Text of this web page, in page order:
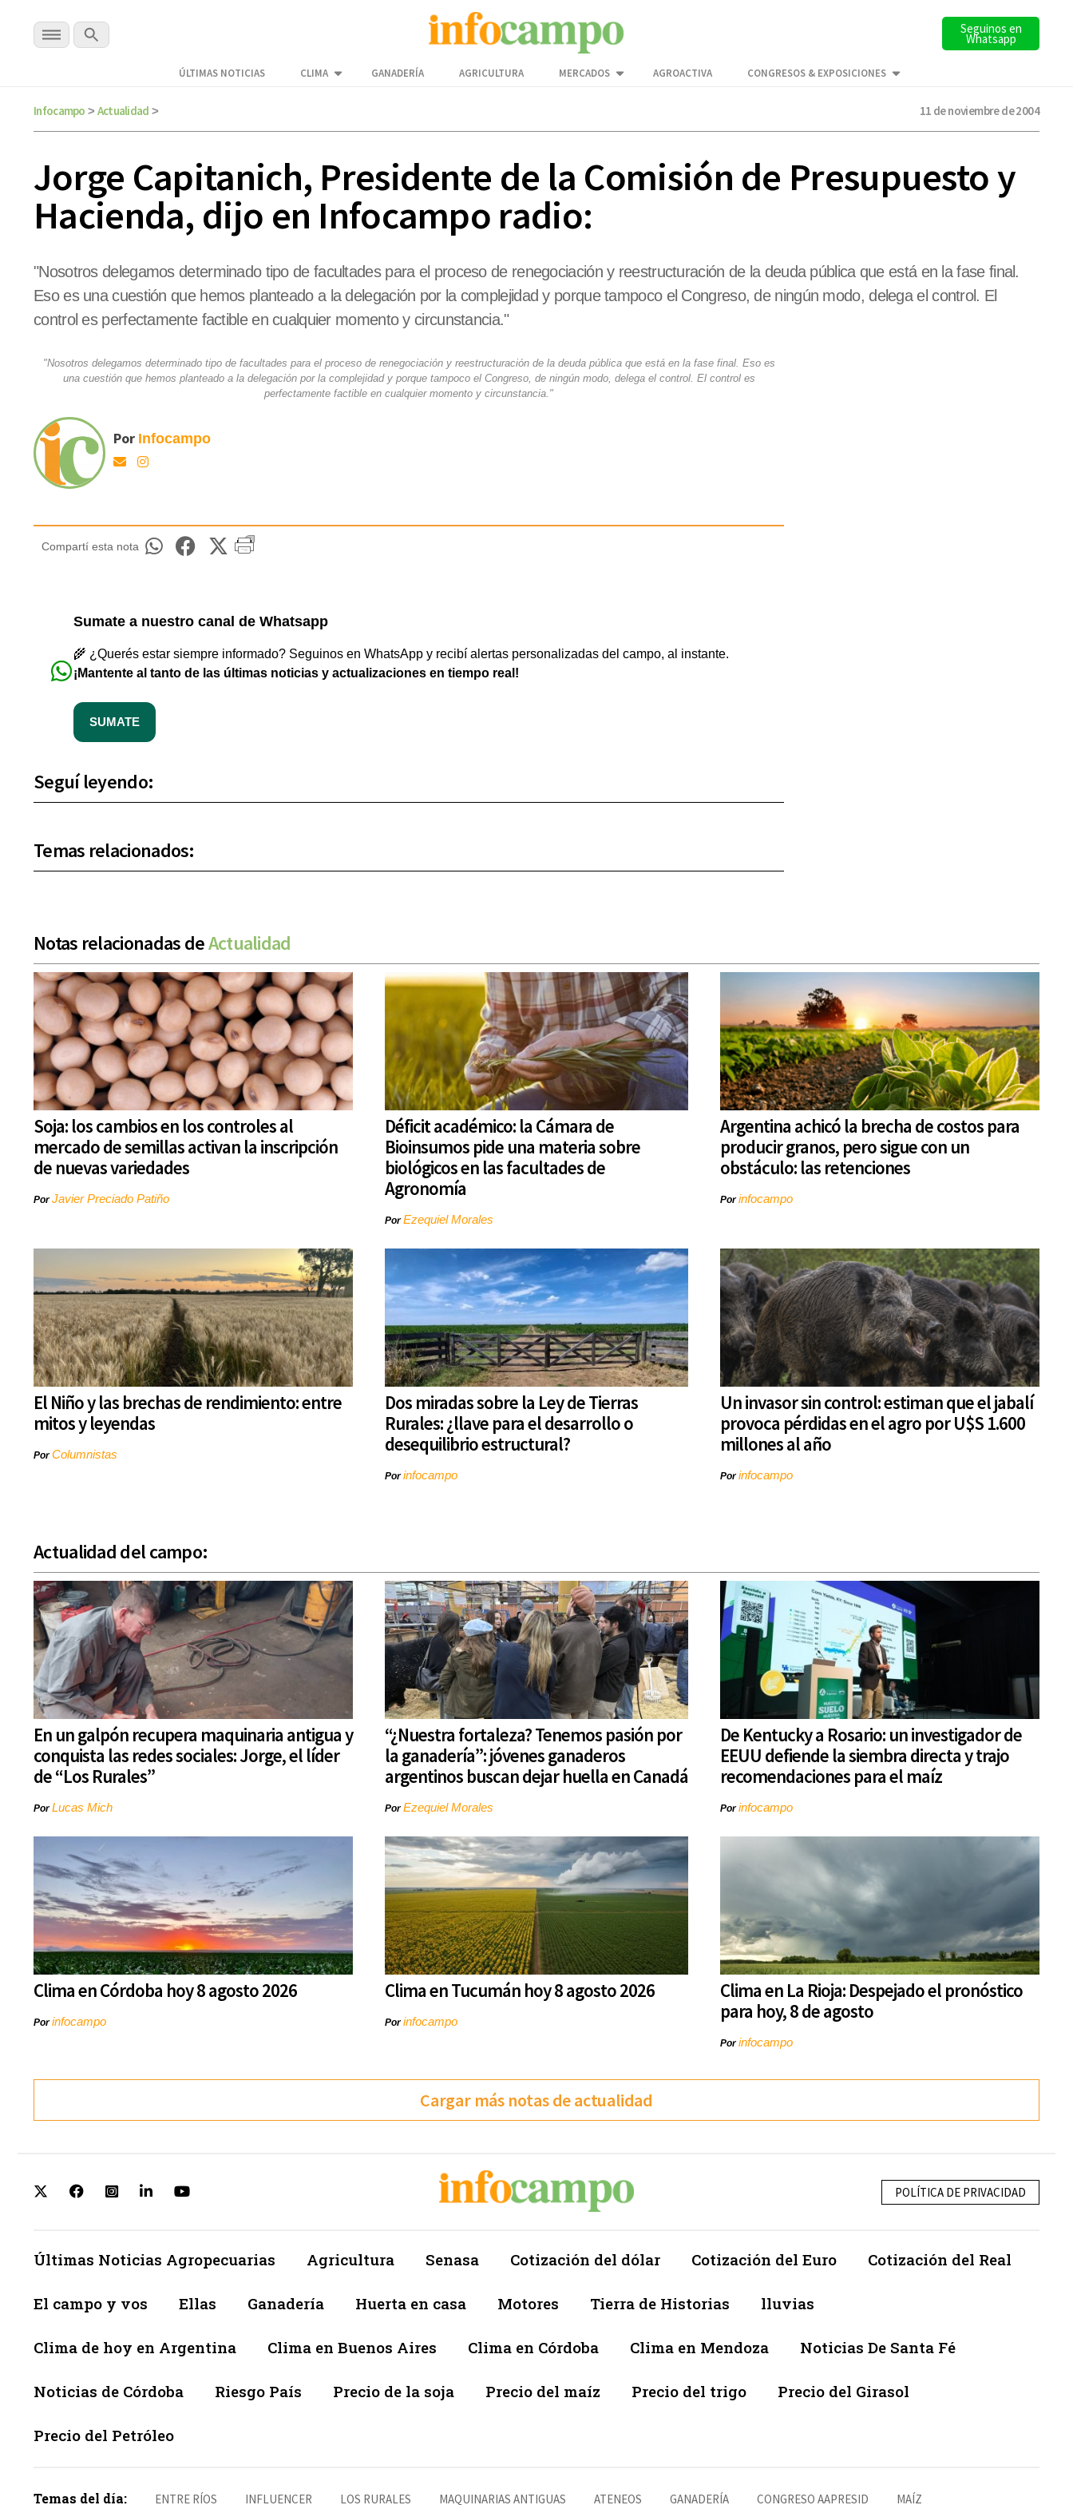
Seguinos en
Whatsapp
ÚLTIMAS NOTICIAS CLIMA GANADERÍA AGRICULTURA MERCADOS AGROACTIVA CONGRESOS & EXPOSICIONES
Infocampo > Actualidad > 11 de noviembre de 2004
Jorge Capitanich, Presidente de la Comisión de Presupuesto y
Hacienda, dijo en Infocampo radio:
"Nosotros delegamos determinado tipo de facultades para el proceso de renegociación y reestructuración de la deuda pública que está en la fase final.
Eso es una cuestión que hemos planteado a la delegación por la complejidad y porque tampoco el Congreso, de ningún modo, delega el control. El
control es perfectamente factible en cualquier momento y circunstancia."
"Nosotros delegamos determinado tipo de facultades para el proceso de renegociación y reestructuración de la deuda pública que está en la fase final. Eso es
una cuestión que hemos planteado a la delegación por la complejidad y porque tampoco el Congreso, de ningún modo, delega el control. El control es
perfectamente factible en cualquier momento y circunstancia."
Por Infocampo
Compartí esta nota
Sumate a nuestro canal de Whatsapp
🌾 ¿Querés estar siempre informado? Seguinos en WhatsApp y recibí alertas personalizadas del campo, al instante.
¡Mantente al tanto de las últimas noticias y actualizaciones en tiempo real!
SUMATE
Seguí leyendo:
Temas relacionados:
Notas relacionadas deActualidad
Soja: los cambios en los controles al
mercado de semillas activan la inscripción
de nuevas variedades
PorJavier Preciado Patiño
Déficit académico: la Cámara de
Bioinsumos pide una materia sobre
biológicos en las facultades de
Agronomía
PorEzequiel Morales
Argentina achicó la brecha de costos para
producir granos, pero sigue con un
obstáculo: las retenciones
Porinfocampo
El Niño y las brechas de rendimiento: entre
mitos y leyendas
PorColumnistas
Dos miradas sobre la Ley de Tierras
Rurales: ¿llave para el desarrollo o
desequilibrio estructural?
Porinfocampo
Un invasor sin control: estiman que el jabalí
provoca pérdidas en el agro por U$S 1.600
millones al año
Porinfocampo
Actualidad del campo:
En un galpón recupera maquinaria antigua y
conquista las redes sociales: Jorge, el líder
de “Los Rurales”
PorLucas Mich
“¿Nuestra fortaleza? Tenemos pasión por
la ganadería”: jóvenes ganaderos
argentinos buscan dejar huella en Canadá
PorEzequiel Morales
De Kentucky a Rosario: un investigador de
EEUU defiende la siembra directa y trajo
recomendaciones para el maíz
Porinfocampo
Clima en Córdoba hoy 8 agosto 2026
Porinfocampo
Clima en Tucumán hoy 8 agosto 2026
Porinfocampo
Clima en La Rioja: Despejado el pronóstico
para hoy, 8 de agosto
Porinfocampo
Cargar más notas de actualidad
POLÍTICA DE PRIVACIDAD
Últimas Noticias Agropecuarias Agricultura Senasa Cotización del dólar Cotización del Euro Cotización del Real
El campo y vos Ellas Ganadería Huerta en casa Motores Tierra de Historias lluvias
Clima de hoy en Argentina Clima en Buenos Aires Clima en Córdoba Clima en Mendoza Noticias De Santa Fé
Noticias de Córdoba Riesgo País Precio de la soja Precio del maíz Precio del trigo Precio del Girasol
Precio del Petróleo
Temas del día: ENTRE RÍOS INFLUENCER LOS RURALES MAQUINARIAS ANTIGUAS ATENEOS GANADERÍA CONGRESO AAPRESID MAÍZ